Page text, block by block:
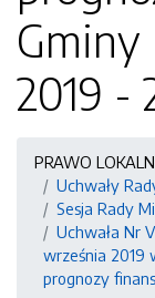
Gminy
2019 -
PRAWO
Uchwały
Sesja Rady
Uchwała Nr
września 2019
prognozy